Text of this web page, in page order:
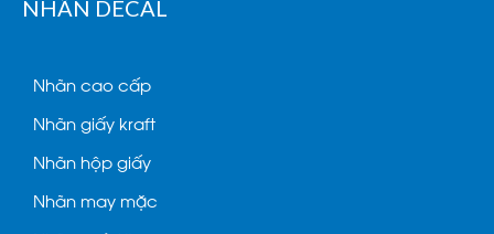
NHÃN DECAL
Nhãn cao cấp
Nhãn giấy kraft
Nhãn hộp giấy
Nhãn may mặc